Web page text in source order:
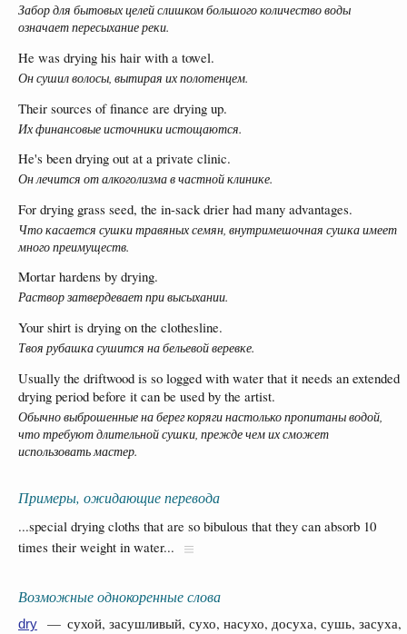
Забор для бытовых целей слишком большого количество воды
означает пересыхание реки.
He was drying his hair with a towel.
Он сушил волосы, вытирая их полотенцем.
Their sources of finance are drying up.
Их финансовые источники истощаются.
He's been drying out at a private clinic.
Он лечится от алкоголизма в частной клинике.
For drying grass seed, the in-sack drier had many advantages.
Что касается сушки травяных семян, внутримешочная сушка имеет
много преимуществ.
Mortar hardens by drying.
Раствор затвердевает при высыхании.
Your shirt is drying on the clothesline.
Твоя рубашка сушится на бельевой веревке.
Usually the driftwood is so logged with water that it needs an extended
drying period before it can be used by the artist.
Обычно выброшенные на берег коряги настолько пропитаны водой,
что требуют длительной сушки, прежде чем их сможет
использовать мастер.
Примеры, ожидающие перевода
...special drying cloths that are so bibulous that they can absorb 10
times their weight in water...
Возможные однокоренные слова
dry — сухой, засушливый, сухо, насухо, досуха, сушь, засуха,